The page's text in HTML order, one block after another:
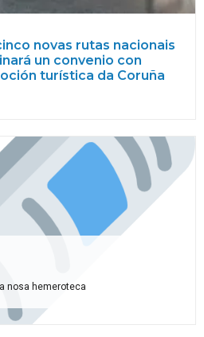
novas rutas nacionais
un convenio con
turística da Coruña
nosa hemeroteca